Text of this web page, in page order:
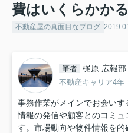
費はいくらかか
不動産屋の真面目なブログ
筆者 梶原 広報部
不動産キャリア4年
事務作業がメインでお会い
情報の発信や顧客とのコミ
す。市場動向や物件情報を